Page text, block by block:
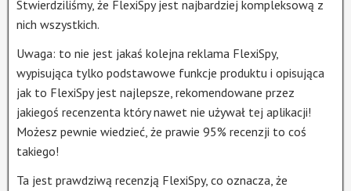
Stwierdziliśmy, że FlexiSpy jest najbardziej kompleksową z
nich wszystkich.
Uwaga: to nie jest jakaś kolejna reklama FlexiSpy,
wypisująca tylko podstawowe funkcje produktu i opisująca
jak to FlexiSpy jest najlepsze, rekomendowane przez
jakiegoś recenzenta który nawet nie używał tej aplikacji!
Możesz pewnie wiedzieć, że prawie 95% recenzji to coś
takiego!
Ta jest prawdziwą recenzją FlexiSpy, co oznacza, że